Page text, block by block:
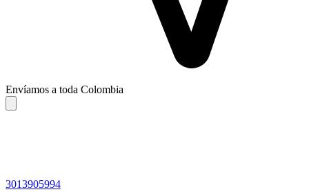
Envíamos a toda Colombia
3013905994